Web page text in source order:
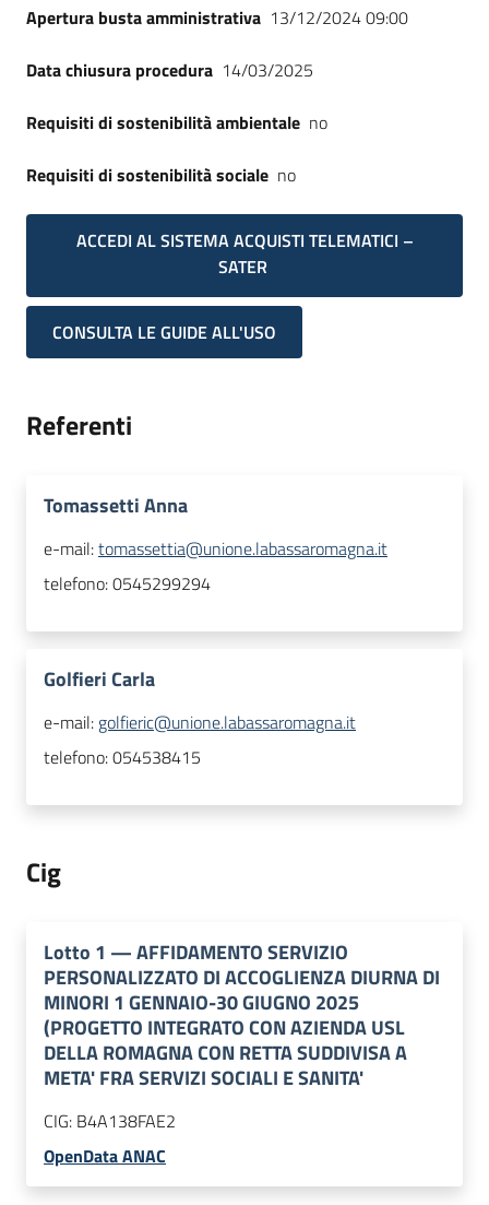
Apertura busta amministrativa 13/12/2024 09:00
Data chiusura procedura 14/03/2025
Requisiti di sostenibilità ambientale no
Requisiti di sostenibilità sociale no
ACCEDI AL SISTEMA ACQUISTI TELEMATICI –
SATER
CONSULTA LE GUIDE ALL'USO
Referenti
Tomassetti Anna
e-mail:tomassettia@unione.labassaromagna.it
telefono:0545299294
Golfieri Carla
e-mail: golfieric@unione.labassaromagna.it
telefono:054538415
Cig
Lotto 1 —AFFIDAMENTO SERVIZIO
PERSONALIZZATO DI ACCOGLIENZA DIURNA DI
MINORI 1 GENNAIO-30 GIUGNO 2025
(PROGETTO INTEGRATO CON AZIENDA USL
DELLA ROMAGNA CON RETTA SUDDIVISA A
META' FRA SERVIZI SOCIALI E SANITA'
CIG: B4A138FAE2
OpenData ANAC